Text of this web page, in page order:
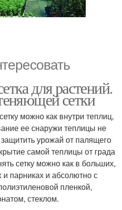
для растений.
сетки
можно как внутри теплиц,
ее снаружи теплицы не
урожай от палящего
самой теплицы от града
сетку можно как в больших,
и парниках и абсолютно с
пленкой,
стеклом.